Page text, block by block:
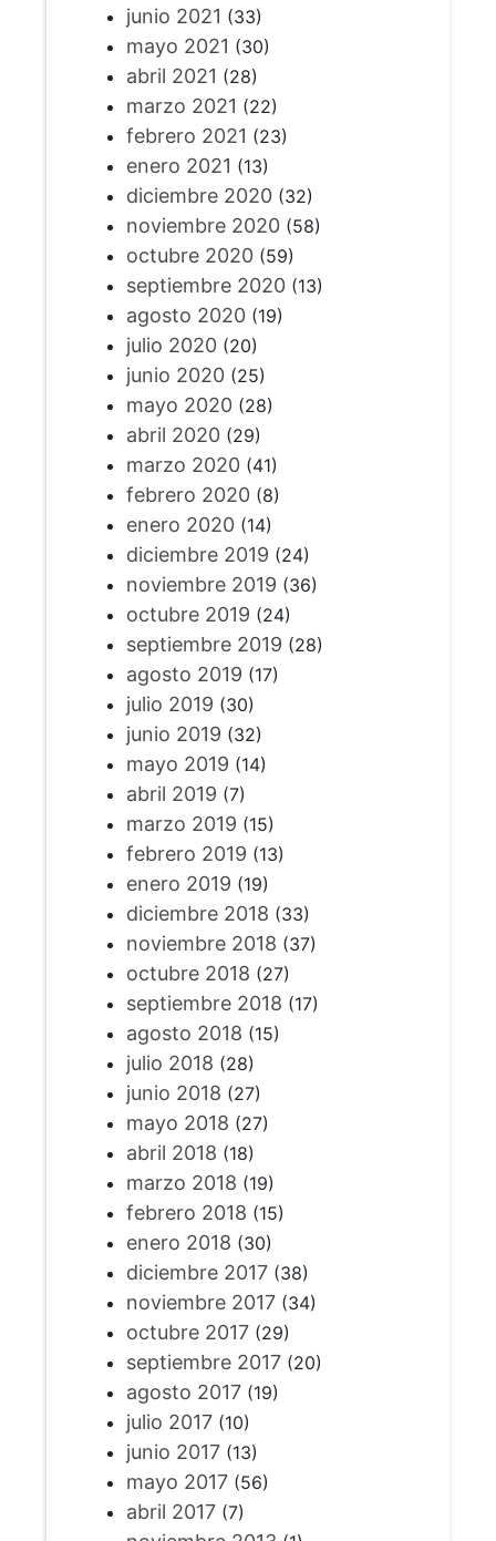
junio 2021 (33)
mayo 2021 (30)
abril 2021 (28)
marzo 2021 (22)
febrero 2021 (23)
enero 2021 (13)
diciembre 2020(32)
noviembre 2020(58)
octubre 2020(59)
septiembre 2020(13)
agosto 2020(19)
julio 2020(20)
junio 2020(25)
mayo 2020(28)
abril 2020(29)
marzo 2020(41)
febrero 2020(8)
enero 2020(14)
diciembre 2019 (24)
noviembre 2019 (36)
octubre 2019 (24)
septiembre 2019 (28)
agosto 2019 (17)
julio 2019 (30)
junio 2019 (32)
mayo 2019 (14)
abril 2019 (7)
marzo 2019 (15)
febrero 2019 (13)
enero 2019 (19)
diciembre 2018 (33)
noviembre 2018 (37)
octubre 2018 (27)
septiembre 2018 (17)
agosto 2018 (15)
julio 2018 (28)
junio 2018 (27)
mayo 2018 (27)
abril 2018 (18)
marzo 2018 (19)
febrero 2018 (15)
enero 2018 (30)
diciembre 2017(38)
noviembre 2017(34)
octubre 2017(29)
septiembre 2017(20)
agosto 2017(19)
julio 2017(10)
junio 2017(13)
mayo 2017(56)
abril 2017(7)